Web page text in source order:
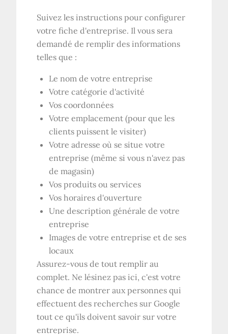
Suivez les instructions pour configurer
votre fiche d'entreprise. Il vous sera
demandé de remplir des informations
telles que :
Le nom de votre entreprise
Votre catégorie d'activité
Vos coordonnées
Votre emplacement (pour que les
clients puissent le visiter)
Votre adresse où se situe votre
entreprise (même si vous n'avez pas
de magasin)
Vos produits ou services
Vos horaires d'ouverture
Une description générale de votre
entreprise
Images de votre entreprise et de ses
locaux
Assurez-vous de tout remplir au
complet. Ne lésinez pas ici, c'est votre
chance de montrer aux personnes qui
effectuent des recherches sur Google
tout ce qu'ils doivent savoir sur votre
entreprise.